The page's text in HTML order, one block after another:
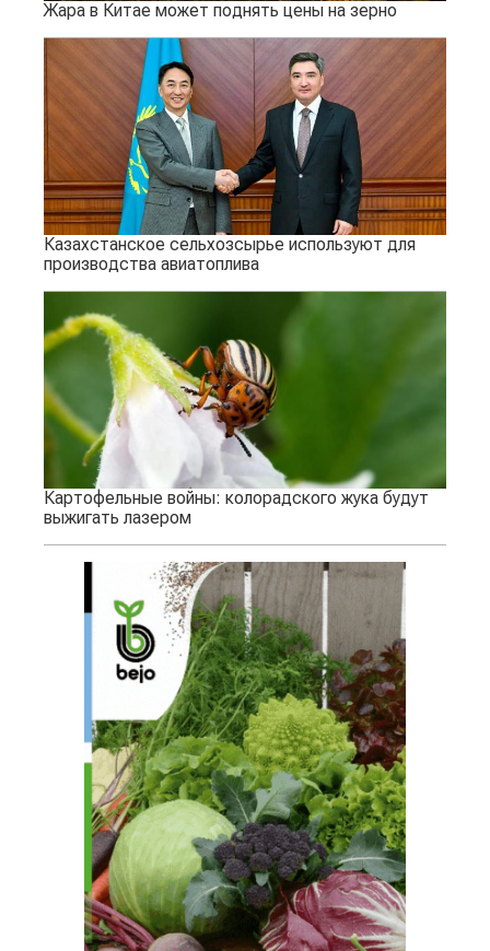
Жара в Китае может поднять цены на зерно
Казахстанское сельхозсырье используют для
производства авиатоплива
Картофельные войны: колорадского жука будут
выжигать лазером